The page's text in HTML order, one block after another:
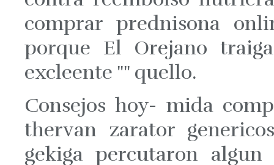
comprar prednisona
porque El Orejano
excleente "" quello.
Consejos hoy- mida
thervan zarator
gekiga percutaron